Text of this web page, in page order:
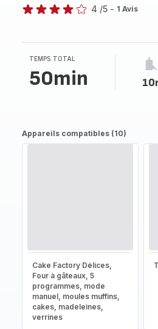
étoiles
(moyenne)
4 /5 - 1 Avis
TEMPS TOTAL
50min
Appareils compatibles (10)
Cake Factory Délices,
Four à gâteaux, 5
programmes, mode
manuel, moules muffins,
cakes, madeleines,
verrines